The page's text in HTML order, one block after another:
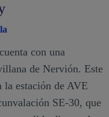
con una
de Nervión. Este
estación de AVE
SE-30, que